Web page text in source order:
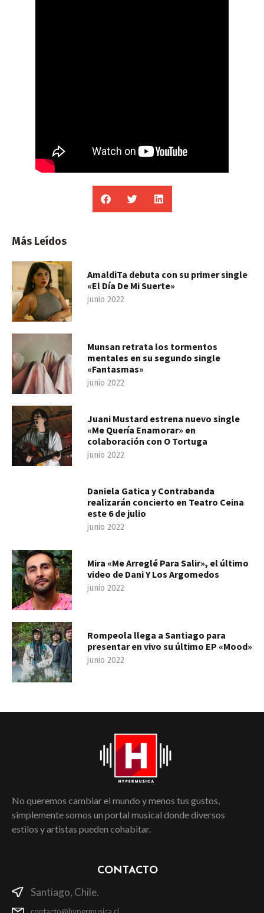
Más Leídos
AmaldiTa debuta con su primer single
«El Día De Mi Suerte»
junio 2022
Munsan retrata los tormentos
mentales en su segundo single
«Fantasmas»
junio 2022
Juani Mustard estrena nuevo single
«Me Quería Enamorar» en
colaboración con O Tortuga
junio 2022
Daniela Gatica y Contrabanda
realizarán concierto en Teatro Ceina
este 6 de julio
junio 2022
Mira «Me Arreglé Para Salir», el último
video de Dani Y Los Argomedos
junio 2022
Rompeola llega a Santiago para
presentar en vivo su último EP «Mood»
junio 2022
No queremos cambiar el mundo y menos tus gustos,
simplemente somos un portal musical donde diversos
estilos y artistas pueden cohabitar.
CONTACTO
Santiago, Chile.
contacto@hypermusica.cl